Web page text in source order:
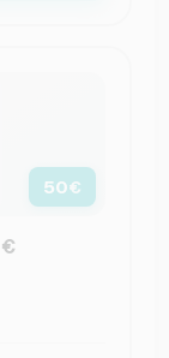
50€